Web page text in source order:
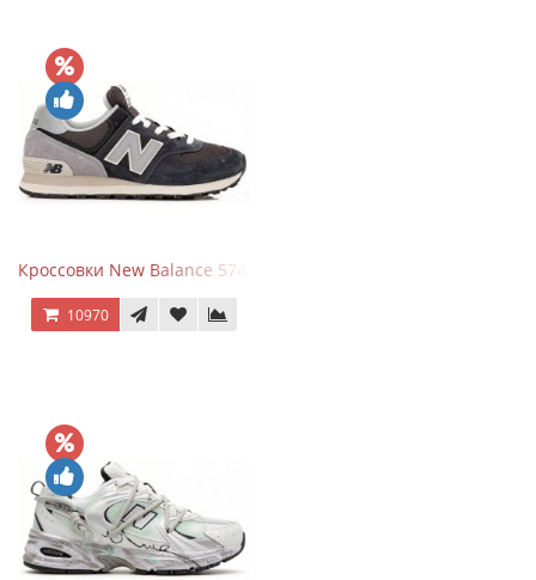
Кроссовки New Balance 574 Grey Graphite Black
10970